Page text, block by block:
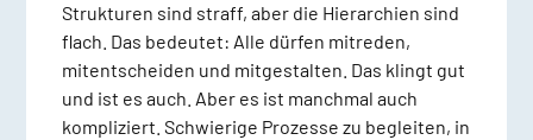
Strukturen sind straff, aber die Hierarchien sind
flach. Das bedeutet: Alle dürfen mitreden,
mitentscheiden und mitgestalten. Das klingt gut
und ist es auch. Aber es ist manchmal auch
kompliziert. Schwierige Prozesse zu begleiten, in